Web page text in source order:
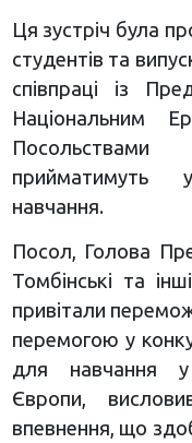
Ця зустріч була
студентів та
співпраці із
Національним
прийматимуть
навчання.
Посол, Голова
Томбінські та
привітали
перемогою у
для навчання у
Європи,
впевнення, що